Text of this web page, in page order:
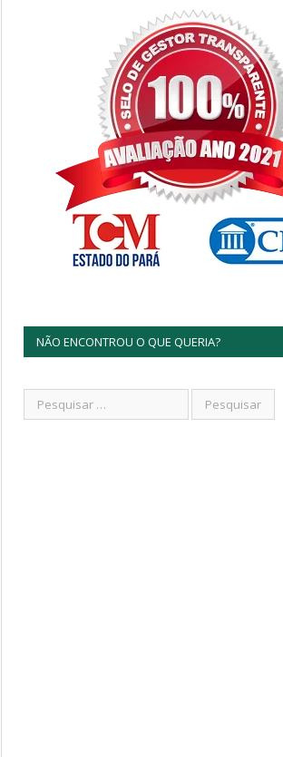
NÃO ENCONTROU O QUE QUERIA?